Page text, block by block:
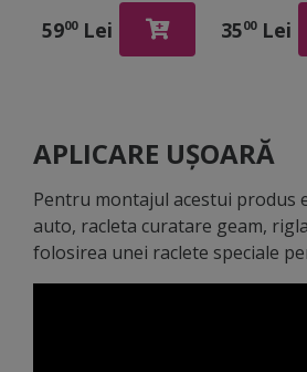
imitatie lemn gri
deschis, rola de
5900Lei
imitaţie
3500Lei
APLICARE UȘOARĂ
Pentru montajul acestui produs
auto, racleta curatare geam,
folosirea unei raclete speciale